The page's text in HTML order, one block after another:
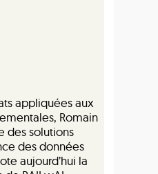
appliquées aux
Romain
des solutions
des données
aujourd’hui la